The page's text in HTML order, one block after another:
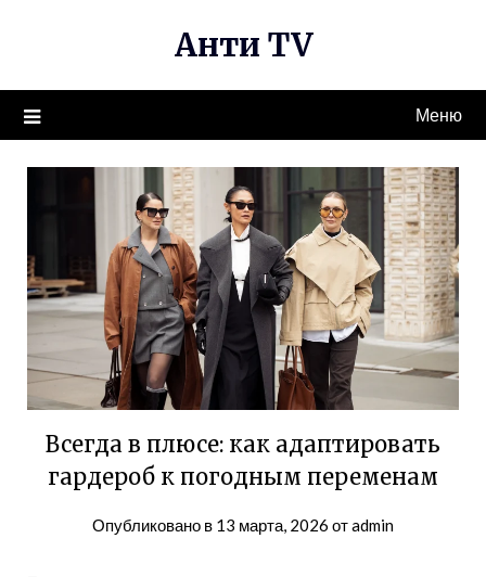
Анти TV
Меню
Всегда в плюсе: как адаптировать
гардероб к погодным переменам
Опубликовано в 13 марта, 2026 отadmin